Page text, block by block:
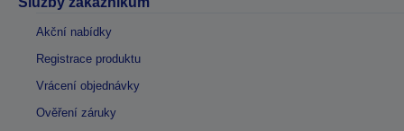
Akční nabídky
Registrace produktu
Vrácení objednávky
Ověření záruky